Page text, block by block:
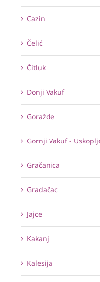
Cazin
Čelić
Čitluk
Donji Vakuf
Goražde
Gornji Vakuf -
Gračanica
Gradačac
Jajce
Kakanj
Kalesija